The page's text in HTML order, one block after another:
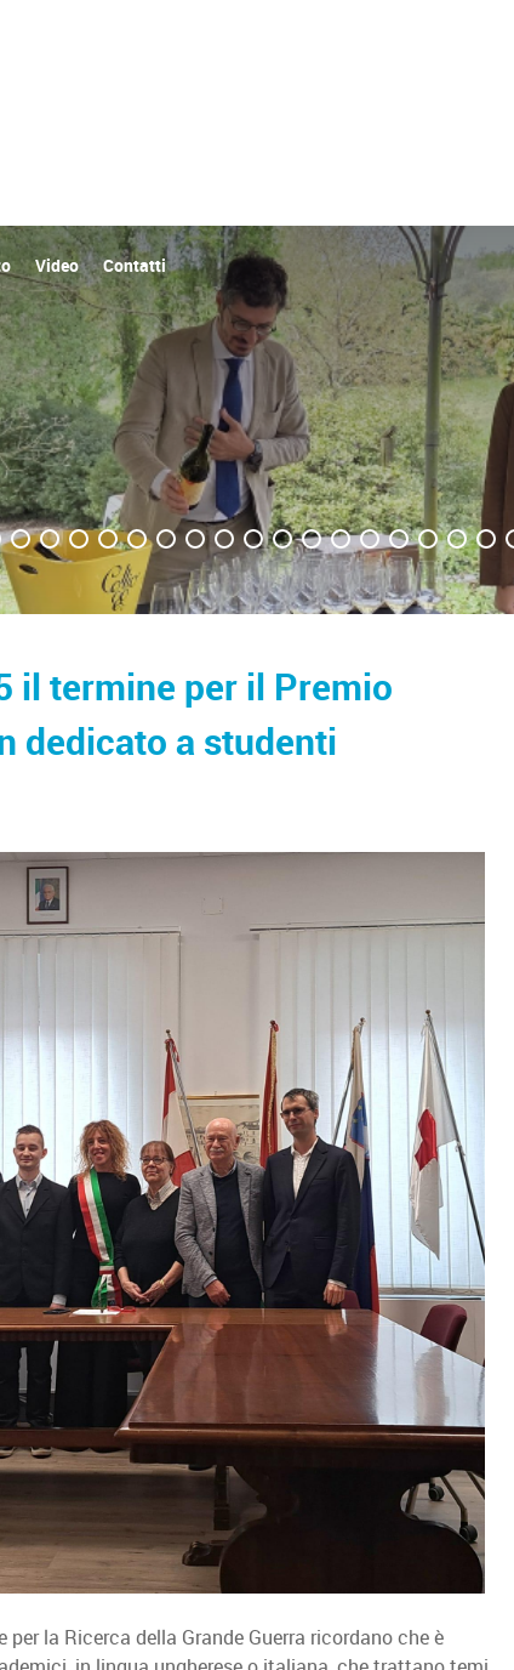
Video Contatti
il termine per il Premio
dedicato a studenti
la Ricerca della Grande Guerra ricordano che è